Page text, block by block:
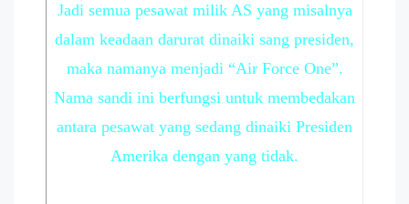
Jadi semua pesawat milik AS yang misalnya
dalam keadaan darurat dinaiki sang presiden,
maka namanya menjadi “Air Force One”.
Nama sandi ini berfungsi untuk membedakan
antara pesawat yang sedang dinaiki Presiden
Amerika dengan yang tidak.